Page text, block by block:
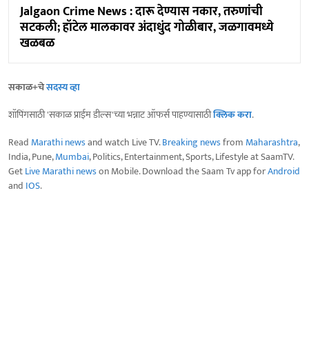
Jalgaon Crime News : दारू देण्यास नकार, तरुणांची
सटकली; हॉटेल मालकावर अंदाधुंद गोळीबार, जळगावमध्ये
खळबळ
सकाळ+चेसदस्य व्हा
शॉपिंगसाठी 'सकाळ प्राईम डील्स'च्या भन्नाट ऑफर्स पाहण्यासाठीक्लिक करा.
Read Marathi newsand watch Live TV.Breaking newsfrom Maharashtra,
India, Pune,Mumbai, Politics, Entertainment, Sports, Lifestyle at SaamTV.
GetLive Marathi newson Mobile. Download the Saam Tv app forAndroid
and IOS.